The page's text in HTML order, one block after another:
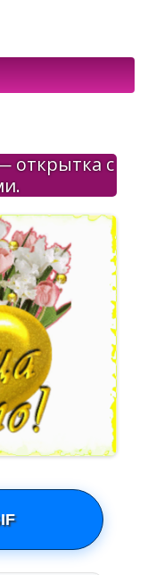
открытка с